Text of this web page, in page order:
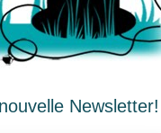
Newsletter!